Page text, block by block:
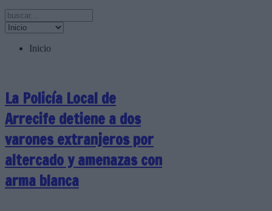
Inicio
La Policía Local de
Arrecife detiene a dos
varones extranjeros por
altercado y amenazas con
arma blanca